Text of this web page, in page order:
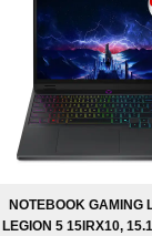
NOTEBOOK GAMING
LEGION 5 15IRX10,